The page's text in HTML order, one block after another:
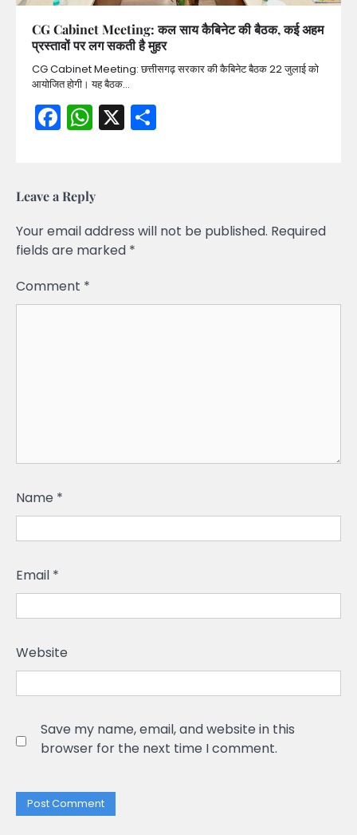
CG Cabinet Meeting: कल साय कैबिनेट की बैठक, कई अहम
प्रस्तावों पर लग सकती है मुहर
CG Cabinet Meeting: छत्तीसगढ़ सरकार की कैबिनेट बैठक 22 जुलाई को
आयोजित होगी। यह बैठक…
Facebook
WhatsApp
X
Leave a Reply
Your email address will not be published. Required
fields are marked *
Comment *
Name *
Email *
Website
Save my name, email, and website in this
browser for the next time I comment.